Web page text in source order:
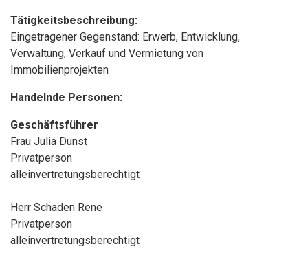
Tätigkeitsbeschreibung:
Eingetragener Gegenstand: Erwerb, Entwicklung,
Verwaltung, Verkauf und Vermietung von
Immobilienprojekten
Handelnde Personen:
Geschäftsführer
Frau Julia Dunst
Privatperson
alleinvertretungsberechtigt
Herr Schaden Rene
Privatperson
alleinvertretungsberechtigt